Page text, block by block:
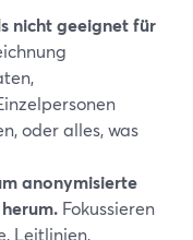
nicht geeignet für
oder alles, was
anonymisierte
Fokussieren
Leitlinien,